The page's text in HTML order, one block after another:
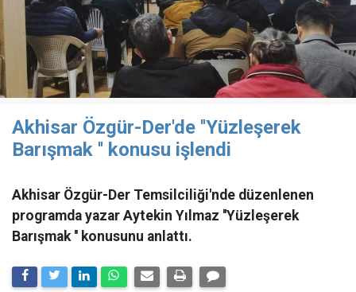
Akhisar Özgür-Der'de ''Yüzleşerek
Barışmak '' konusu işlendi
Akhisar Özgür-Der Temsilciliği'nde düzenlenen
programda yazar Aytekin Yılmaz ''Yüzleşerek
Barışmak '' konusunu anlattı.